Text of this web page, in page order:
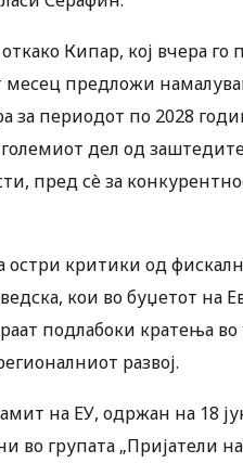
Кипар, кој вчера
предложи
за периодот по 2028
дел од
пред сè за
остри критики од
кои во буџетот на
подлабоки кратења
развој.
на ЕУ, одржан на 18
во групата „Пријатели